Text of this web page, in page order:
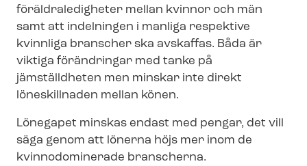
för­äld­ra­le­dig­he­ter mellan kvinnor och män
samt att indelningen i manliga respektive
kvinnliga branscher ska avskaffas. Båda är
viktiga förändringar med tanke på
jämställdheten men minskar inte direkt
löneskillnaden mellan könen.
Lönegapet minskas endast med pengar, det vill
säga genom att lönerna höjs mer inom de
kvinnodominerade branscherna.